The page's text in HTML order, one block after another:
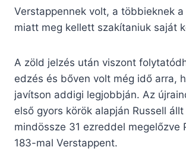
Verstappennek volt, a többieknek
miatt meg kellett szakítaniuk saját
A zöld jelzés után viszont
edzés és bőven volt még idő arra,
javítson addigi legjobbján. Az
első gyors körök alapján Russell
mindössze 31 ezreddel megelőzve
183-mal Verstappent.